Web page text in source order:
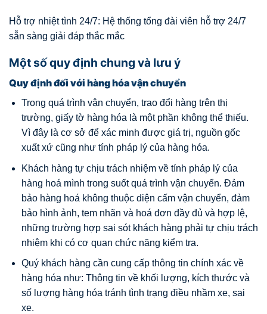
Hỗ trợ nhiệt tình 24/7: Hệ thống tổng đài viên hỗ trợ 24/7
sẵn sàng giải đáp thắc mắc
Một số quy định chung và lưu ý
Quy định đối với hàng hóa vận chuyển
Trong quá trình vận chuyển, trao đổi hàng trên thị
trường, giấy tờ hàng hóa là một phần không thể thiếu.
Vì đây là cơ sở để xác minh được giá trị, nguồn gốc
xuất xứ cũng như tính pháp lý của hàng hóa.
Khách hàng tự chịu trách nhiệm về tính pháp lý của
hàng hoá mình trong suốt quá trình vận chuyển. Đảm
bảo hàng hoá không thuộc diện cấm vận chuyển, đảm
bảo hình ảnh, tem nhãn và hoá đơn đầy đủ và hợp lệ,
những trường hợp sai sót khách hàng phải tự chịu trách
nhiệm khi có cơ quan chức năng kiểm tra.
Quý khách hàng cần cung cấp thông tin chính xác về
hàng hóa như: Thông tin về khối lượng, kích thước và
số lượng hàng hóa tránh tình trạng điều nhầm xe, sai
xe.